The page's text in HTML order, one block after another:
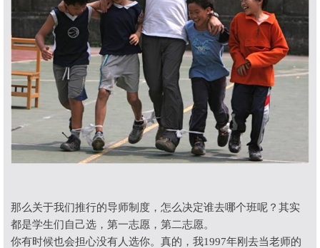
那么关于我们推行的导师制度，怎么决定谁去哪个班呢？其实
都是学生们自己选，第一志愿，第二志愿。
你有时候也会担心没有人选你。真的，我1997年刚去当老师的